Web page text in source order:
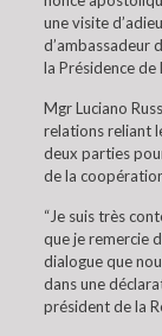
une visite
d’ambassadeur
la Présidence de
Mgr Luciano
relations reliant
deux parties
de la
“Je suis très
que je remercie
dialogue que
dans une
président de la